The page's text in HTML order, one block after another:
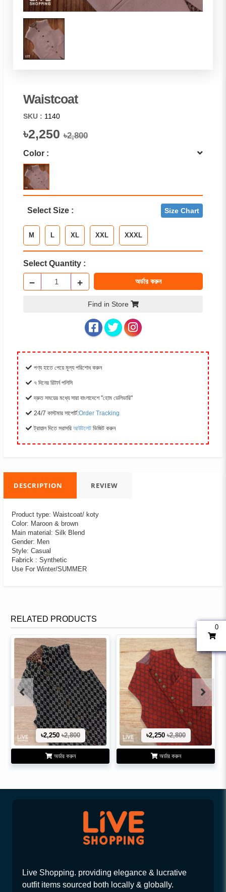
Waistcoat
SKU : 1140
৳2,250 ৳2,800
Color :
Select Size : Size Chart
M L XL XXL XXXL
Select Quantity :
− + অর্ডার করুন
Find in Store
পণ্য হাতে পেয়ে মূল্য পরিশোধ করুন
৭ দিনের রিটার্ন পলিসি
দ্রুত সময়ের মধ্যে সারা বাংলাদেশে "হোম ডেলিভারি"
24/7 কাস্টমার সাপোর্ট:Order Tracking
ট্রায়াল দিতে সরাসরি আউটলেট ভিজিট করুন
DESCRIPTION REVIEW
Product type: Waistcoat/ koty
Color: Maroon & brown
Main material: Silk Blend
Gender: Men
Style: Casual
Fabrick : Synthetic
Use For Winter/SUMMER
RELATED PRODUCTS
৳2,250৳2,800
অর্ডার করুন
৳2,250৳2,800
অর্ডার করুন
0
Live Shopping. providing elegance & lucrative
outfit items sourced both locally & globally.